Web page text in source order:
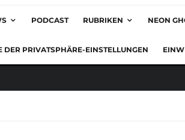
PODCAST RUBRIKEN NEON
DER PRIVATSPHÄRE-EINSTELLUNGEN